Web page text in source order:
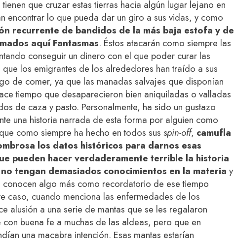
que cruzar estas tierras hacia algún lugar lejano en
encontrar lo que pueda dar un giro a sus vidas, y como
recurrente de bandidos de la más baja estofa y de
aquí Fantasmas. Éstos atacarán como siempre las
conseguir un dinero con el que poder curar las
los emigrantes de los alrededores han traído a sus
de comer, ya que las manadas salvajes que disponían
tiempo que desaparecieron bien aniquiladas o valladas
de caza y pasto. Personalmente, ha sido un gustazo
una historia narrada de esta forma por alguien como
como siempre ha hecho en todos sus spin-off, camufla
los datos históricos para darnos esas
pueden hacer verdaderamente terrible la historia
tengan demasiados conocimientos en la materia y
conocen algo más como recordatorio de ese tiempo
caso, cuando menciona las enfermedades de los
alusión a una serie de mantas que se les regalaron
con buena fe a muchas de las aldeas, pero que en
una macabra intención. Esas mantas estarían